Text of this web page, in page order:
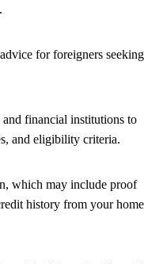
for foreigners seeking
financial institutions to
and eligibility criteria.
which may include proof
history from your home